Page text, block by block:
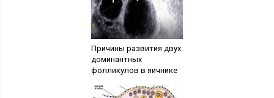
Причины развития двух
доминантных
фолликулов в яичнике